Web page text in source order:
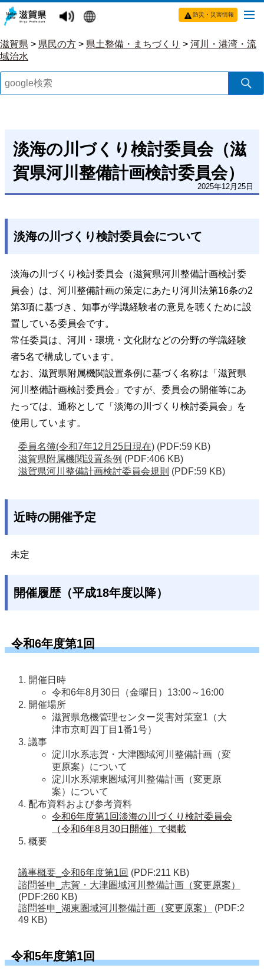
防災・災害情報
滋賀県 > 県民の方 > 県土整備・まちづくり > 河川・港湾・流
域治水
淡海の川づくり検討委員会（滋
賀県河川整備計画検討委員会）
2025年12月25日
淡海の川づくり検討委員会について
淡海の川づくり検討委員会（滋賀県河川整備計画検討委
員会）は、河川整備計画の策定にあたり河川法第16条の2
第3項に基づき、知事が学識経験者の意見を聴くために設
置している委員会です。
常任委員は、河川・環境・文化財などの分野の学識経験
者5名で構成しています。
なお、滋賀県附属機関設置条例に基づく名称は「滋賀県
河川整備計画検討委員会」ですが、委員会の開催等にあ
たっては、通称として「淡海の川づくり検討委員会」を
使用しています。
委員名簿(令和7年12月25日現在) (PDF:59 KB)
滋賀県附属機関設置条例 (PDF:406 KB)
滋賀県河川整備計画検討委員会規則 (PDF:59 KB)
近時の開催予定
未定
開催履歴（平成18年度以降）
令和6年度第1回
開催日時
令和6年8月30日（金曜日）13:00～16:00
開催場所
滋賀県危機管理センター災害対策室1（大
津市京町四丁目1番1号）
議事
淀川水系志賀・大津圏域河川整備計画（変
更原案）について
淀川水系湖東圏域河川整備計画（変更原
案）について
配布資料および参考資料
令和6年度第1回淡海の川づくり検討委員会
（令和6年8月30日開催）で掲載
概要
議事概要_令和6年度第1回 (PDF:211 KB)
諮問答申_志賀・大津圏域河川整備計画（変更原案）
(PDF:260 KB)
諮問答申_湖東圏域河川整備計画（変更原案）
(PDF:2
49 KB)
令和5年度第1回